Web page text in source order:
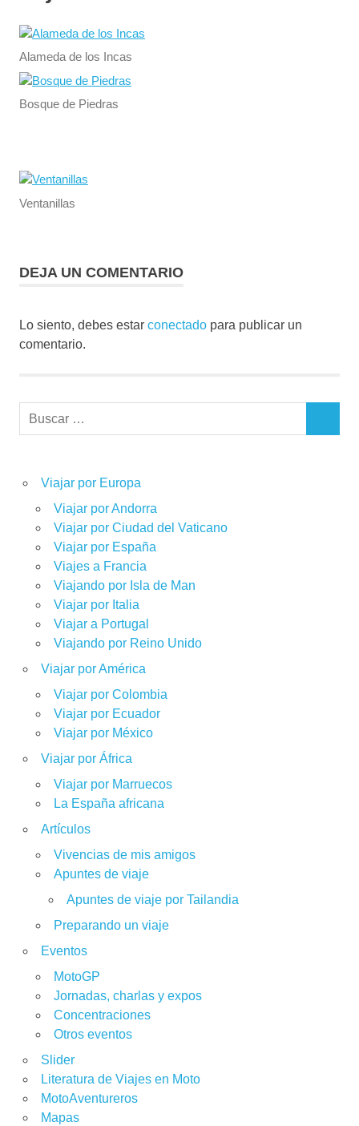
Alameda de los Incas
Bosque de Piedras
Ventanillas
DEJA UN COMENTARIO
Lo siento, debes estar conectado para publicar un
comentario.
Buscar:
Viajar por Europa
Viajar por Andorra
Viajar por Ciudad del Vaticano
Viajar por España
Viajes a Francia
Viajando por Isla de Man
Viajar por Italia
Viajar a Portugal
Viajando por Reino Unido
Viajar por América
Viajar por Colombia
Viajar por Ecuador
Viajar por México
Viajar por África
Viajar por Marruecos
La España africana
Artículos
Vivencias de mis amigos
Apuntes de viaje
Apuntes de viaje por Tailandia
Preparando un viaje
Eventos
MotoGP
Jornadas, charlas y expos
Concentraciones
Otros eventos
Slider
Literatura de Viajes en Moto
MotoAventureros
Mapas